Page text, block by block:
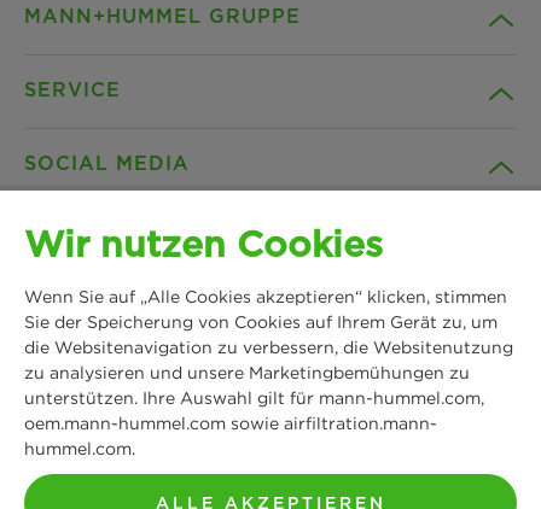
MANN+HUMMEL GRUPPE
Insights
News & Presse
Standorte
SERVICE
Kontakt
Downloads
B2B Webshop
Datenschutz
Impressum
SOCIAL MEDIA
Facebook
Instagram
LinkedIn
MANN+HUMMEL
Schwieberdinger Straße 126
71636 Ludwigsburg
Tel: +49 7141 98-0
Fax: +49 7141 98-2545
Wir nutzen Cookies
Wenn Sie auf „Alle Cookies akzeptieren“ klicken, stimmen
Sie der Speicherung von Cookies auf Ihrem Gerät zu, um
die Websitenavigation zu verbessern, die Websitenutzung
zu analysieren und unsere Marketingbemühungen zu
unterstützen. Ihre Auswahl gilt für mann-hummel.com,
oem.mann-hummel.com sowie airfiltration.mann-
hummel.com.
ALLE AKZEPTIEREN